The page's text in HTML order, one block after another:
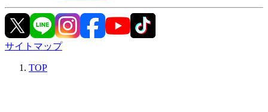
サイトマップ
TOP